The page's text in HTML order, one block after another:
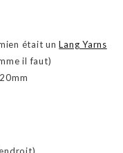
était unLang Yarns
il faut)